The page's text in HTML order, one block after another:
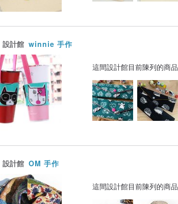
設計館 winnie 手作
這間設計館目前陳列的商品
設計館 OM 手作
這間設計館目前陳列的商品